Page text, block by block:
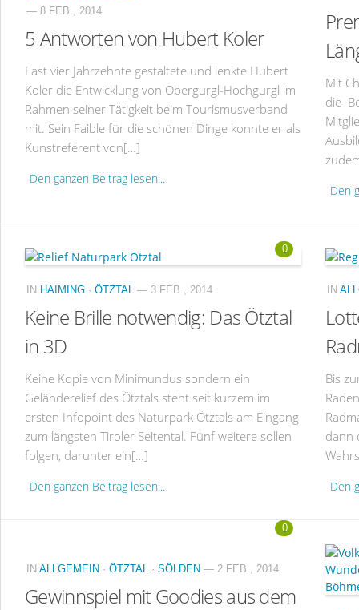
— 8 FEB., 2014
5 Antworten von Hubert Koler
Fast vier Jahrzehnte gestaltete und lenkte Hubert
Koler die Entwicklung von Obergurgl-Hochgurgl im
Rahmen seiner Tätigkeit beim Tourismusverband
mit. Sein Faible für die schönen Dinge konnte er als
Kunstreferent von[…]
Den ganzen Beitrag lesen...
Mit
die
Den
0
IN HAIMING · ÖTZTAL — 3 FEB., 2014
Keine Brille notwendig: Das Ötztal
in 3D
Keine Kopie von Minimundus sondern ein
Geländerelief des Ötztals steht seit kurzem im
ersten Infopoint des Naturpark Ötztals am Eingang
zum längsten Tiroler Seitental. Fünf weitere sollen
folgen, darunter ein[…]
Den ganzen Beitrag lesen...
IN
Bis
dann
Den
0
IN ALLGEMEIN · ÖTZTAL · SÖLDEN — 2 FEB., 2014
Gewinnspiel mit Goodies aus dem